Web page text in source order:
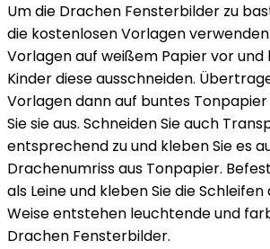
Um die Drachen Fensterbilder zu
die kostenlosen Vorlagen
Vorlagen auf weißem Papier vor und
Kinder diese ausschneiden.
Vorlagen dann auf buntes
Sie sie aus. Schneiden Sie auch
entsprechend zu und kleben Sie es
Drachenumriss aus Tonpapier.
als Leine und kleben Sie die Schleifen
Weise entstehen leuchtende und
Drachen Fensterbilder.